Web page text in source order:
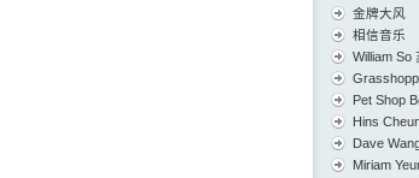
金牌大风
相信音乐
William So
Pet Shop
Hins
Dave
Miriam